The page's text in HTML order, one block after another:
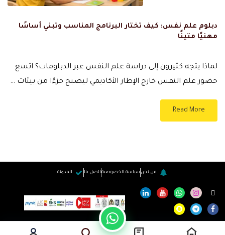
دبلوم علم نفس: كيف تختار البرنامج المناسب وتبني أساسًا
مهنيًا متينًا
لماذا يتجه كثيرون إلى دراسة علم النفس عبر الدبلومات؟ اتسع
حضور علم النفس خارج الإطار الأكاديمي ليصبح جزءًا من بيئات …
Read More
من نحن سياسة الخصوصية اتصل بنا المدونة